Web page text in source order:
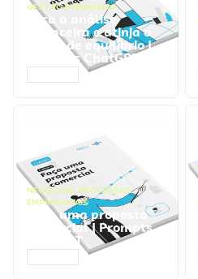
GESTÃO FINANCEIRA
Faça a análise
financeira e atinja o
ponto de equilíbrio |
Prompts ChatGPT
NEGÓCIOS, PROCESSOS
EMPRESARIAIS
Faça uma proposta
comercial | Prompts
ChatGPT